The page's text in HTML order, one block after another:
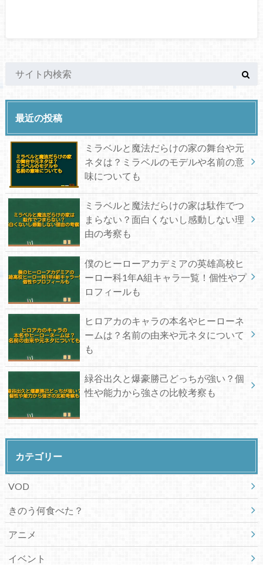
最近の投稿
ミラベルと魔法だらけの家の舞台や元
ネタは？ミラベルのモデルや名前の意
味についても
ミラベルと魔法だらけの家は駄作でつ
まらない？面白くないし感動しない理
由の考察も
僕のヒーローアカデミアの英雄高校ヒ
ーロー科1年A組キャラ一覧！個性やプ
ロフィールも
ヒロアカのキャラの本名やヒーローネ
ームは？名前の由来や元ネタについて
も
緑谷出久と爆豪勝己どっちが強い？個
性や能力から強さの比較考察も
カテゴリー
VOD
きのう何食べた？
アニメ
イベント